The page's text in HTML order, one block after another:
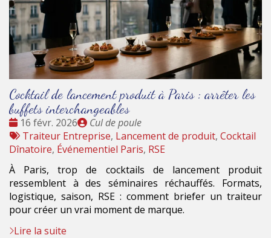
Cocktail de lancement produit à Paris : arrêter les
buffets interchangeables
Date
:
16 févr. 2026
Publié
par
Cul de poule
Tags
:
Traiteur Entreprise, Lancement de produit, Cocktail
Dînatoire, Événementiel Paris, RSE
À Paris, trop de cocktails de lancement produit
ressemblent à des séminaires réchauffés. Formats,
logistique, saison, RSE : comment briefer un traiteur
pour créer un vrai moment de marque.
Lire la suite